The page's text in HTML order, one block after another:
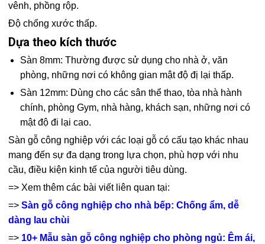
vênh, phồng rộp.
Độ chống xước thấp.
Dựa theo kích thước
Sàn 8mm: Thường được sử dụng cho nhà ở, văn
phòng, những nơi có không gian mật độ đị lại thấp.
Sàn 12mm: Dùng cho các sân thể thao, tòa nhà hành
chính, phòng Gym, nhà hàng, khách sạn, những nơi có
mật độ đi lại cao.
Sàn gỗ công nghiệp với các loại gỗ có cấu tạo khác nhau
mang đến sự đa dạng trong lựa chọn, phù hợp với nhu
cầu, điều kiện kinh tế của người tiêu dùng.
=> Xem thêm các bài viết liên quan tại:
=>Sàn gỗ công nghiệp cho nhà bếp: Chống ẩm, dễ
dàng lau chùi
=> 10+ Mẫu sàn gỗ công nghiệp cho phòng ngủ: Êm ái,